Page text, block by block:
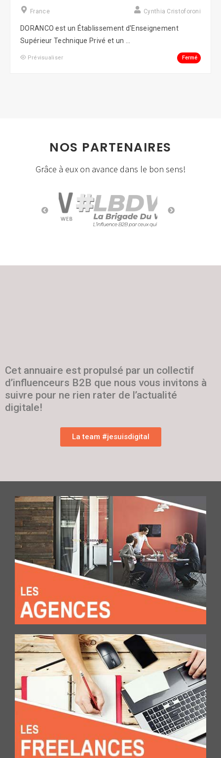
France Cynthia Cristoforoni
DORANCO est un Établissement d'Enseignement
Supérieur Technique Privé et un ...
Prévisualiser Fermé
NOS PARTENAIRES
Grâce à eux on avance dans le bon sens!
Cet annuaire est propulsé par un collectif
d’influenceurs B2B que nous vous invitons à
suivre pour ne rien rater de l’actualité
digitale!
La team #jesuisdigital